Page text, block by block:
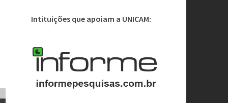
Intituições que apoiam a UNICAM: